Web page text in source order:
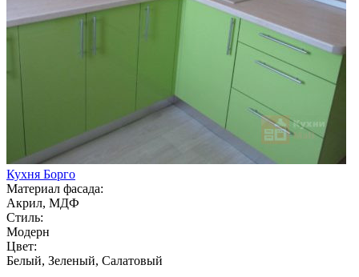
Кухня Борго
Материал фасада:
Акрил, МДФ
Стиль:
Модерн
Цвет:
Белый, Зеленый, Салатовый